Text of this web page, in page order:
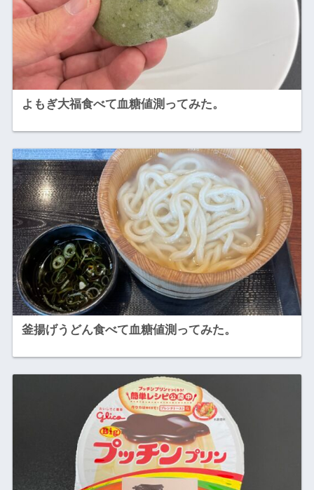
よもぎ大福食べて血糖値測ってみた。
釜揚げうどん食べて血糖値測ってみた。